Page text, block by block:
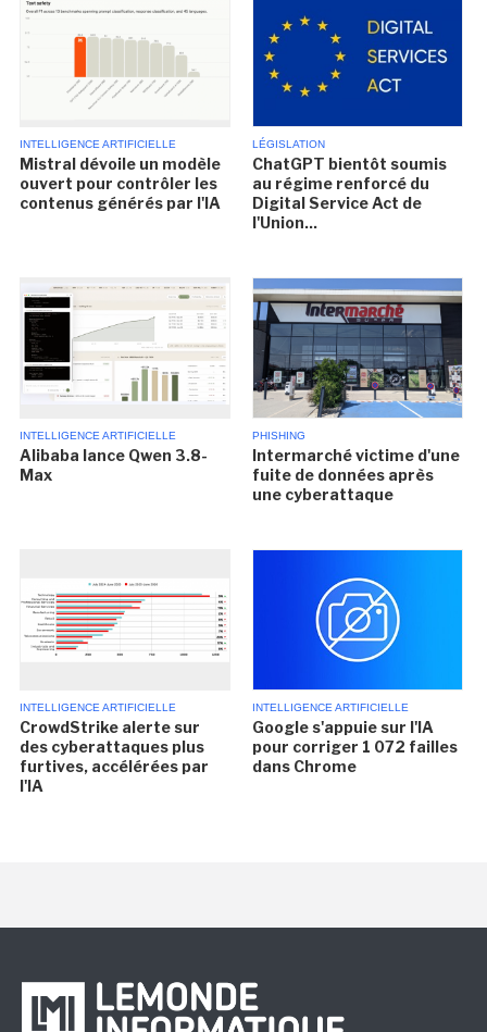
INTELLIGENCE ARTIFICIELLE
Mistral dévoile un modèle
ouvert pour contrôler les
contenus générés par l'IA
LÉGISLATION
ChatGPT bientôt soumis
au régime renforcé du
Digital Service Act de
l'Union...
INTELLIGENCE ARTIFICIELLE
Alibaba lance Qwen 3.8-
Max
PHISHING
Intermarché victime d'une
fuite de données après
une cyberattaque
INTELLIGENCE ARTIFICIELLE
CrowdStrike alerte sur
des cyberattaques plus
furtives, accélérées par
l'IA
INTELLIGENCE ARTIFICIELLE
Google s'appuie sur l'IA
pour corriger 1 072 failles
dans Chrome